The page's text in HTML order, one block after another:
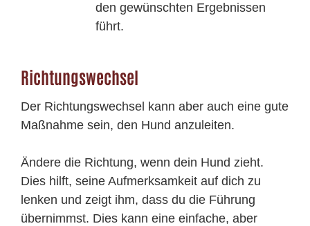
den gewünschten Ergebnissen
führt.
Richtungswechsel
Der Richtungswechsel kann aber auch eine gute
Maßnahme sein, den Hund anzuleiten.
Ändere die Richtung, wenn dein Hund zieht.
Dies hilft, seine Aufmerksamkeit auf dich zu
lenken und zeigt ihm, dass du die Führung
übernimmst. Dies kann eine einfache, aber